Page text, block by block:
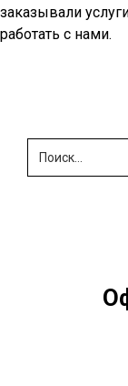
заказывали
работать с нами.